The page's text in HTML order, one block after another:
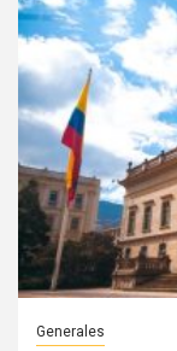
Generales